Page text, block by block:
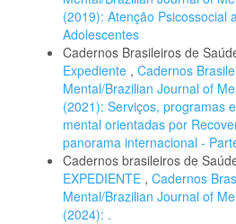
(2019): Atenção Psicossocial
Adolescentes
Cadernos Brasileiros de
Expediente , Cadernos
Mental/Brazilian Journal of
(2021): Serviços, programas
mental orientadas por
panorama internacional -
Cadernos brasileiros de
EXPEDIENTE , Cadernos
Mental/Brazilian Journal of
(2024): .